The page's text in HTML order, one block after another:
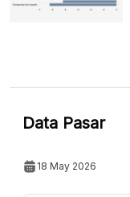
Data Pasar
18 May 2026